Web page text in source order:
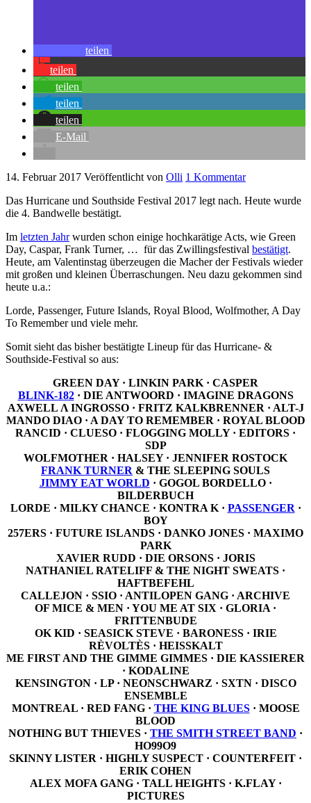
teilen
teilen
teilen
teilen
teilen
E-Mail
14. Februar 2017 Veröffentlicht von Olli 1 Kommentar
Das Hurricane und Southside Festival 2017 legt nach. Heute wurde
die 4. Bandwelle bestätigt.
Im letzten Jahrwurden schon einige hochkarätige Acts, wie Green
Day, Caspar, Frank Turner, … für das Zwillingsfestival bestätigt.
Heute, am Valentinstag überzeugen die Macher der Festivals wieder
mit großen und kleinen Überraschungen. Neu dazu gekommen sind
heute u.a.:
Lorde, Passenger, Future Islands, Royal Blood, Wolfmother, A Day
To Remember und viele mehr.
Somit sieht das bisher bestätigte Lineup für das Hurricane- &
Southside-Festival so aus:
GREEN DAY · LINKIN PARK · CASPER
BLINK-182· DIE ANTWOORD · IMAGINE DRAGONS
AXWELL Λ INGROSSO · FRITZ KALKBRENNER · ALT-J
MANDO DIAO · A DAY TO REMEMBER · ROYAL BLOOD
RANCID · CLUESO · FLOGGING MOLLY · EDITORS ·
SDP
WOLFMOTHER · HALSEY · JENNIFER ROSTOCK
FRANK TURNER & THE SLEEPING SOULS
JIMMY EAT WORLD · GOGOL BORDELLO ·
BILDERBUCH
LORDE · MILKY CHANCE · KONTRA K · PASSENGER ·
BOY
257ERS · FUTURE ISLANDS · DANKO JONES · MAXIMO
PARK
XAVIER RUDD · DIE ORSONS · JORIS
NATHANIEL RATELIFF & THE NIGHT SWEATS ·
HAFTBEFEHL
CALLEJON · SSIO · ANTILOPEN GANG · ARCHIVE
OF MICE & MEN · YOU ME AT SIX · GLORIA ·
FRITTENBUDE
OK KID · SEASICK STEVE · BARONESS · IRIE
RÈVOLTÈS · HEISSKALT
ME FIRST AND THE GIMME GIMMES · DIE KASSIERER
· KODALINE
KENSINGTON · LP · NEONSCHWARZ · SXTN · DISCO
ENSEMBLE
MONTREAL · RED FANG · THE KING BLUES· MOOSE
BLOOD
NOTHING BUT THIEVES · THE SMITH STREET BAND ·
HO99O9
SKINNY LISTER · HIGHLY SUSPECT · COUNTERFEIT ·
ERIK COHEN
ALEX MOFA GANG · TALL HEIGHTS · K.FLAY ·
PICTURES